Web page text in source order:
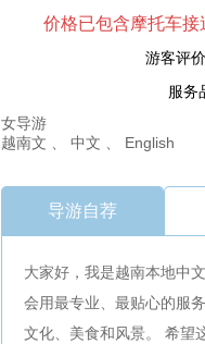
价格已包含摩托车接
游客评价
服务
女导游
越南文 、 中文 、 English
导游自荐
大家好，我是越南本地中
会用最专业、最贴心的服
文化、美食和风景。 希望